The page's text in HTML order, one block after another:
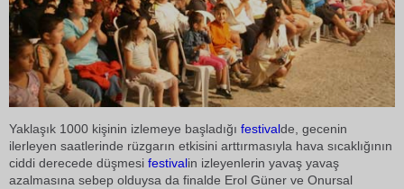
Yaklaşık 1000 kişinin izlemeye başladığı festivalde, gecenin
ilerleyen saatlerinde rüzgarın etkisini arttırmasıyla hava sıcaklığının
ciddi derecede düşmesi festivalin izleyenlerin yavaş yavaş
azalmasına sebep olduysa da finalde Erol Güner ve Onursal